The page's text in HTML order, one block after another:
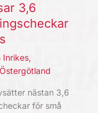
3,6
Inrikes,
Östergötland
nästan 3,6
för små